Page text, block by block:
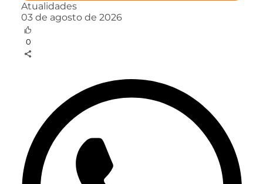
Atualidades
03 de agosto de 2026
0